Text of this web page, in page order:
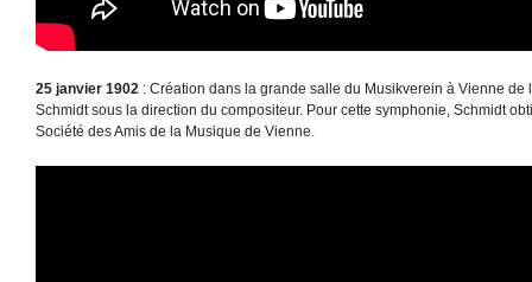
25 janvier 1902 : Création dans la grande salle du Musikverein à Vienne de
Schmidt sous la direction du compositeur. Pour cette symphonie, Schmidt
Société des Amis de la Musique de Vienne.